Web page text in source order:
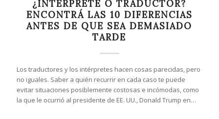
¿INTÉRPRETE O TRADUCTOR?
ENCONTRÁ LAS 10 DIFERENCIAS
ANTES DE QUE SEA DEMASIADO
TARDE
Los traductores y los intérpretes hacen cosas parecidas, pero
no iguales. Saber a quién recurrir en cada caso te puede
evitar situaciones posiblemente costosas e incómodas, como
la que le ocurrió al presidente de EE. UU., Donald Trump en…